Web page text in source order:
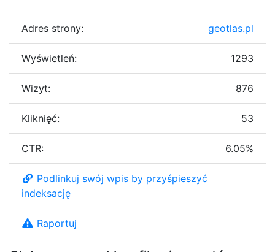
Adres strony: geotlas.pl
Wyświetleń: 1293
Wizyt: 876
Kliknięć: 53
CTR: 6.05%
Podlinkuj swój wpis by przyśpieszyć
indeksację
Raportuj